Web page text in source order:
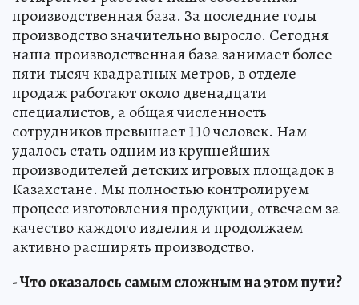
производственная база. За последние годы
производство значительно выросло. Сегодня
наша производственная база занимает более
пяти тысяч квадратных метров, в отделе
продаж работают около двенадцати
специалистов, а общая численность
сотрудников превышает 110 человек. Нам
удалось стать одним из крупнейших
производителей детских игровых площадок в
Казахстане. Мы полностью контролируем
процесс изготовления продукции, отвечаем за
качество каждого изделия и продолжаем
активно расширять производство.
- Что оказалось самым сложным на этом пути?